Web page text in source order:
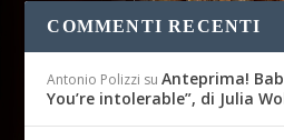
COMMENTI RECENTI
Antonio Polizzi suAnteprima!
You’re intolerable”, di Julia